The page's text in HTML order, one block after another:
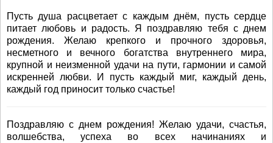
Пусть душа расцветает с каждым днём, пусть сердце
питает любовь и радость. Я поздравляю тебя с днем
рождения. Желаю крепкого и прочного здоровья,
несметного и вечного богатства внутреннего мира,
крупной и неизменной удачи на пути, гармонии и самой
искренней любви. И пусть каждый миг, каждый день,
каждый год приносит только счастье!
Поздравляю с днем рождения! Желаю удачи, счастья,
волшебства, успеха во всех начинаниях и